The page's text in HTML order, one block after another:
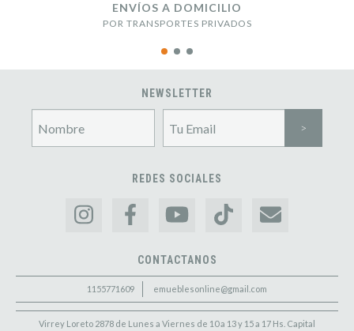
ENVÍOS A DOMICILIO
POR TRANSPORTES PRIVADOS
NEWSLETTER
REDES SOCIALES
CONTACTANOS
1155771609 emueblesonline@gmail.com
Virrey Loreto 2878 de Lunes a Viernes de 10 a 13 y 15 a 17 Hs. Capital